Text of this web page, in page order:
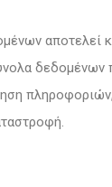
αποτελεί
δεδομένων